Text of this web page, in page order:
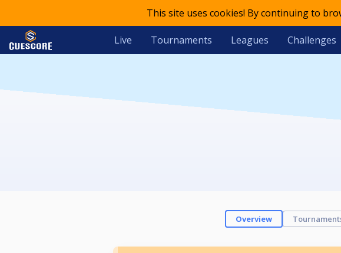
This site uses cookies! By continuing to
Live Tournaments Leagues Challenges
Overview